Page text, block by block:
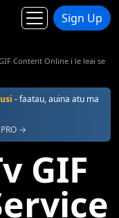
Sign Up
GIF Content Online i le leai se
- faatau, auina atu ma
→
GIF